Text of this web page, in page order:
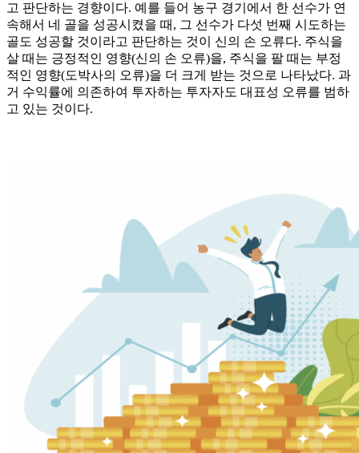
고 판단하는 경향이다. 예를 들어 농구 경기에서 한 선수가 연
속해서 네 골을 성공시켰을 때, 그 선수가 다섯 번째 시도하는
골도 성공할 것이라고 판단하는 것이 신의 손 오류다. 주식을
살 때는 긍정적인 영향(신의 손 오류)을, 주식을 팔 때는 부정
적인 영향(도박사의 오류)을 더 크게 받는 것으로 나타났다. 과
거 수익률에 의존하여 투자하는 투자자도 대표성 오류를 범하
고 있는 것이다.